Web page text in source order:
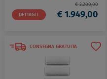
DETTAGLI
€ 2.200,00
€ 1.949,00
CONSEGNA GRATUITA